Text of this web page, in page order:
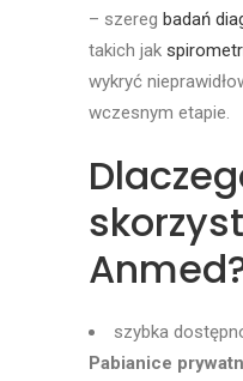
– szereg badań
takich jak
wykryć
wczesnym etapie.
szybka
Pabianice